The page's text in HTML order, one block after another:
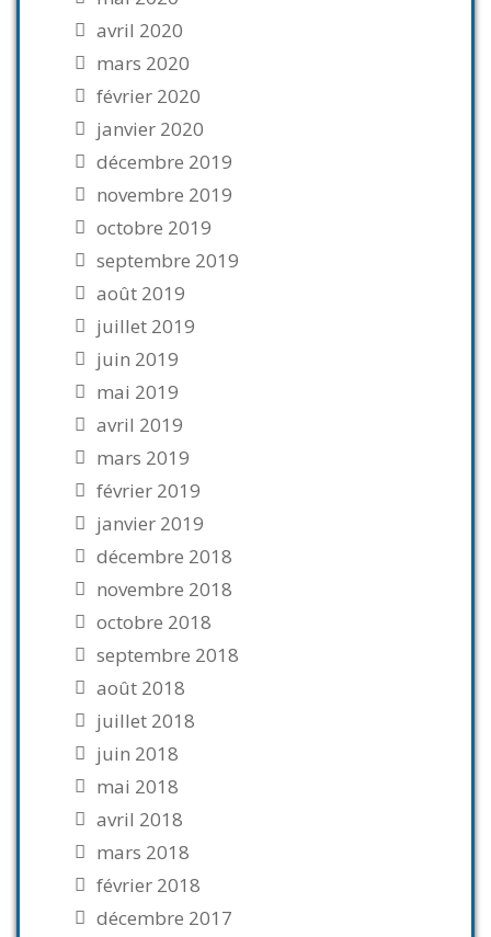
avril 2020
mars 2020
février 2020
janvier 2020
décembre 2019
novembre 2019
octobre 2019
septembre 2019
août 2019
juillet 2019
juin 2019
mai 2019
avril 2019
mars 2019
février 2019
janvier 2019
décembre 2018
novembre 2018
octobre 2018
septembre 2018
août 2018
juillet 2018
juin 2018
mai 2018
avril 2018
mars 2018
février 2018
décembre 2017